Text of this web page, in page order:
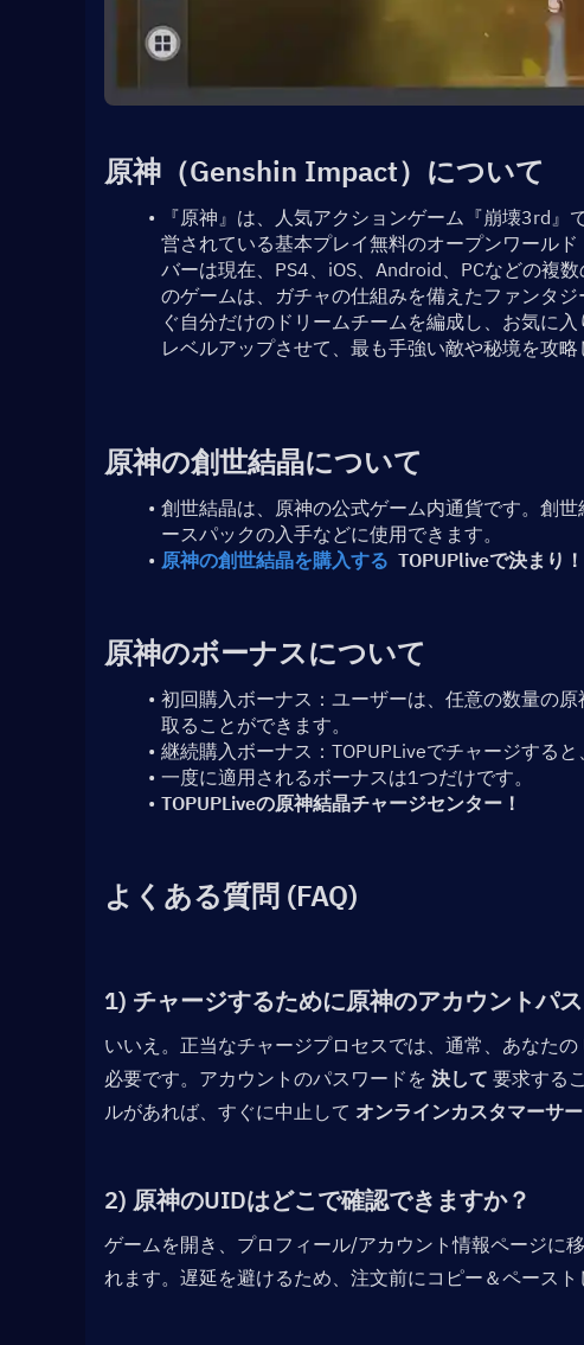
原神（Genshin Impact）について
『原神』は、人気アクションゲーム『崩壊3rd
営されている基本プレイ無料のオープンワール
バーは現在、PS4、iOS、Android、PCなどの複
のゲームは、ガチャの仕組みを備えたファンタ
ぐ自分だけのドリームチームを編成し、お気に
レベルアップさせて、最も手強い敵や秘境を攻略
原神の創世結晶について
創世結晶は、原神の公式ゲーム内通貨です。創
ースパックの入手などに使用できます。
原神の創世結晶を購入する
  TOPUPliveで決まり！
原神のボーナスについて
初回購入ボーナス：ユーザーは、任意の数量の
取ることができます。
継続購入ボーナス：TOPUPLiveでチャージする
一度に適用されるボーナスは1つだけです。
TOPUPLiveの原神結晶チャージセンター！
よくある質問 (FAQ)
1) チャージするために原神のアカウントパ
いいえ。正当なチャージプロセスでは、通常、あなたの
必要です。アカウントのパスワードを 決して 要求する
ルがあれば、すぐに中止して オンラインカスタマーサ
2) 原神のUIDはどこで確認できますか？
ゲームを開き、プロフィール/アカウント情報ページに
れます。遅延を避けるため、注文前にコピー＆ペースト